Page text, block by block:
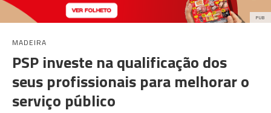
PUB
MADEIRA
PSP investe na qualificação dos
seus profissionais para melhorar o
serviço público